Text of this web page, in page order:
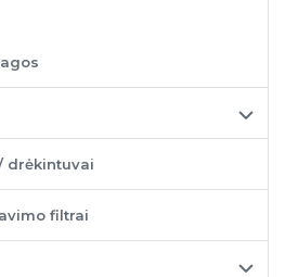
drėkintuvai
filtrai